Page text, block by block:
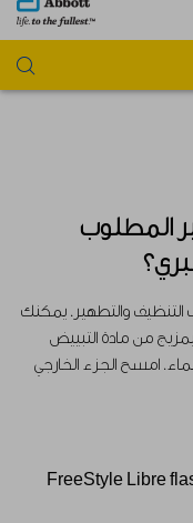
المطلوب
والتطهير. يمكنك
من مادة التبييض
إلى 9 أجزاء من الماء. امسح الجزء الخارجي
1. FreeStyle